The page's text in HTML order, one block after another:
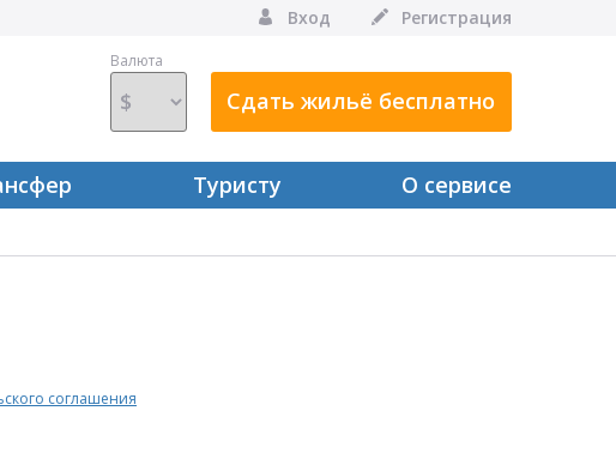
Вход Регистрация
Валюта
Сдать жильё бесплатно
Туристу О сервисе
соглашения